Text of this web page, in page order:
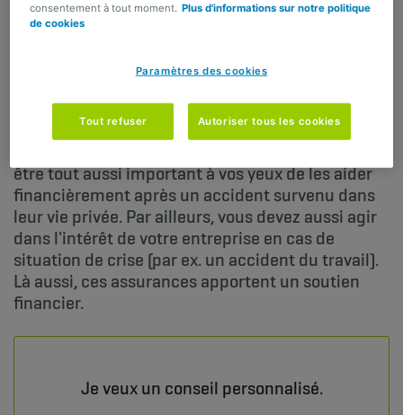
PARTAGER
Une bonne politique HR est cruciale pour vos
protéger vos collaborateurs et leur famille après
un accident du travail en versant correctement
être tout aussi important à vos yeux de les aider
financièrement après un accident survenu dans
leur vie privée. Par ailleurs, vous devez aussi agir
dans l'intérêt de votre entreprise en cas de
situation de crise (par ex. un accident du travail).
Là aussi, ces assurances apportent un soutien
financier.
Je veux un conseil personnalisé.
consentement à tout moment. Plus d'informations sur notre politique
de cookies
Paramètres des cookies
Tout refuser Autoriser tous les cookies